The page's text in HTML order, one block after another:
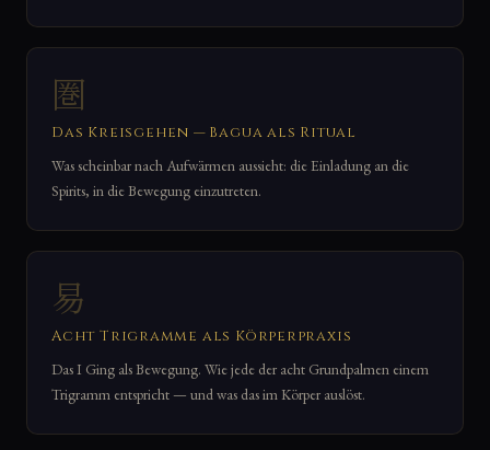
圏
Das Kreisgehen — Bagua als Ritual
Was scheinbar nach Aufwärmen aussieht: die Einladung an die
Spirits, in die Bewegung einzutreten.
易
Acht Trigramme als Körperpraxis
Das I Ging als Bewegung. Wie jede der acht Grundpalmen einem
Trigramm entspricht — und was das im Körper auslöst.